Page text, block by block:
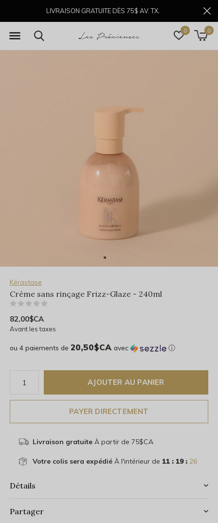
0 0
LIVRAISON GRATUITE DÈS 75$ AV. TX.
Kérastase
Crème sans rinçage Frizz-Glaze - 240ml
82,00$CA
Avant les taxes
ou 4 paiements de 20,50$CA avec ⓘ
AJOUTER AU PANIER
PAYER DIRECTEMENT
Livraison gratuiteÀ partir de 75$CA
Votre colis sera expédiéÀ l'intérieur de 11 : 19 : 26
Détails
Partager